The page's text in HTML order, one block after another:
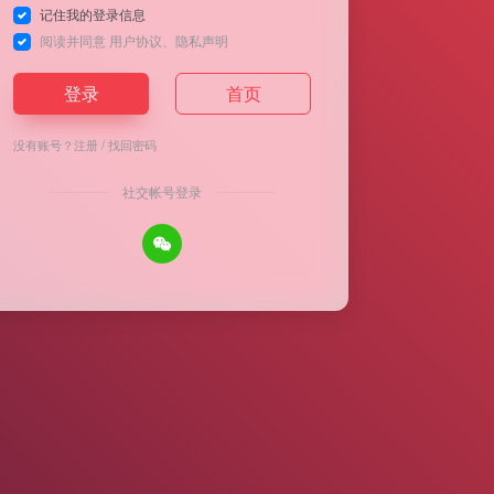
记住我的登录信息
阅读并同意 用户协议 隐私声明
登录 首页
没有账号？注册/找回密码
社交帐号登录